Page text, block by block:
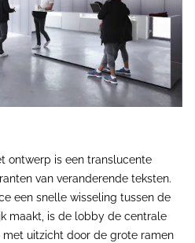
ontwerp is een translucente
van veranderende teksten.
een snelle wisseling tussen de
maakt, is de lobby de centrale
uitzicht door de grote ramen